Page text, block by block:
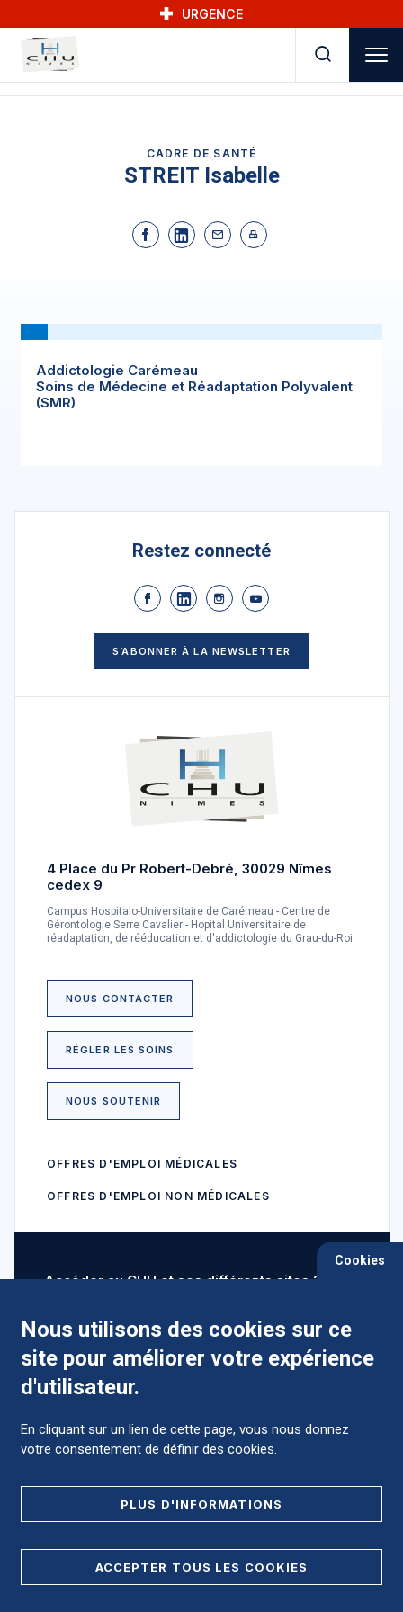
URGENCE
CADRE DE SANTÉ
STREIT Isabelle
Addictologie Carémeau
Soins de Médecine et Réadaptation Polyvalent
(SMR)
Restez connecté
S’ABONNER À LA NEWSLETTER
4 Place du Pr Robert-Debré, 30029 Nîmes
cedex 9
Campus Hospitalo-Universitaire de Carémeau - Centre de
Gérontologie Serre Cavalier - Hopital Universitaire de
réadaptation, de rééducation et d'addictologie du Grau-du-Roi
NOUS CONTACTER
RÉGLER LES SOINS
NOUS SOUTENIR
OFFRES D'EMPLOI MÉDICALES
OFFRES D'EMPLOI NON MÉDICALES
Accéder au CHU et ses différents sites ?
Comment préparer mon hospitalisation ?
Cookies
Nous utilisons des cookies sur ce
site pour améliorer votre expérience
d'utilisateur.
En cliquant sur un lien de cette page, vous nous donnez
votre consentement de définir des cookies.
PLUS D'INFORMATIONS
ACCEPTER TOUS LES COOKIES